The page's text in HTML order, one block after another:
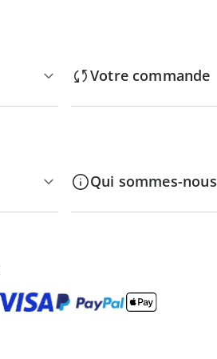
Votre commande
Qui sommes-nous